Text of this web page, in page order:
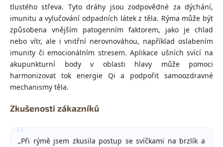
tlustého střeva. Tyto dráhy jsou zodpovědné za dýchání,
imunitu a vylučování odpadních látek z těla. Rýma může být
způsobena vnějším patogenním faktorem, jako je chlad
nebo vítr, ale i vnitřní nerovnováhou, například oslabením
imunity či emocionálním stresem. Aplikace ušních svící na
akupunkturní body v oblasti hlavy může pomoci
harmonizovat tok energie Qi a podpořit samoozdravné
mechanismy těla.
Zkušenosti zákazníků
„Při rýmě jsem zkusila postup se svíčkami na brzlík a